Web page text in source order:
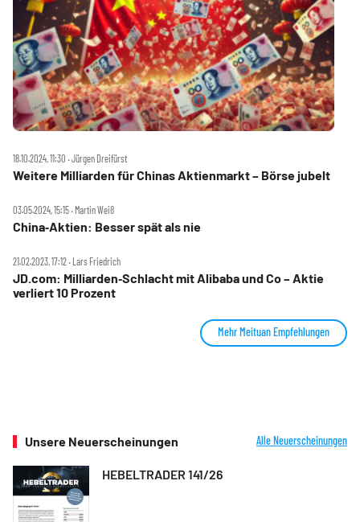
18.10.2024, 11:30 ‧ Jürgen Dreifürst
Weitere Milliarden für Chinas Aktienmarkt – Börse jubelt
03.05.2024, 15:15 ‧ Martin Weiß
China‑Aktien: Besser spät als nie
21.02.2023, 17:12 ‧ Lars Friedrich
JD.com: Milliarden‑Schlacht mit Alibaba und Co – Aktie
verliert 10 Prozent
Mehr Meituan Empfehlungen
Unsere Neuerscheinungen Alle Neuerscheinungen
HEBELTRADER 141/26